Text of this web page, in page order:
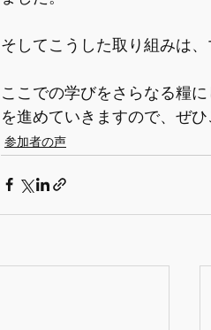
そしてこうした取り組みは
ここでの学びをさらなる糧
を進めていきますので、ぜひ
参加者の声